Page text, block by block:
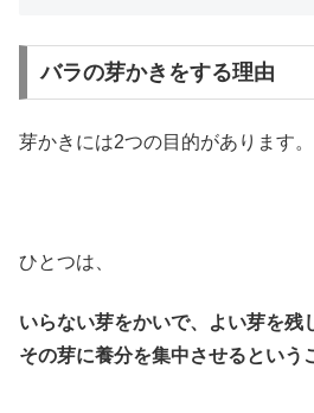
バラの芽かきをする理由
芽かきには2つの目的があります。
ひとつは、
いらない芽をかいで、よい芽を残
その芽に養分を集中させるという